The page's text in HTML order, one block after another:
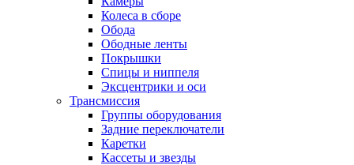
Колеса в сборе
Обода
Ободные ленты
Покрышки
Спицы и ниппеля
Эксцентрики и оси
Трансмиссия
Группы оборудования
Задние переключатели
Каретки
Кассеты и звезды